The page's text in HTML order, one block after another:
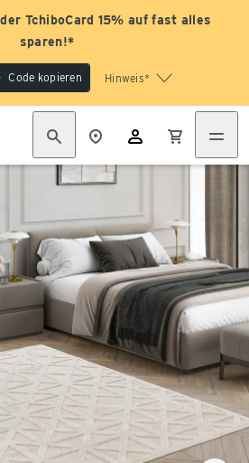
TchiboCard 15% auf fast alles
sparen!*
Code kopieren Hinweis*